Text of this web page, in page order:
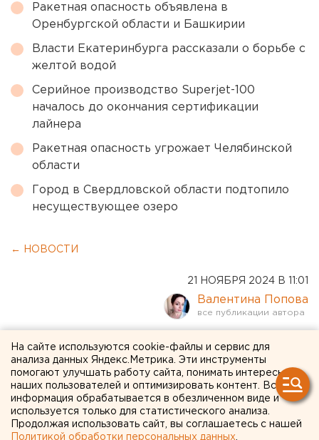
Ракетная опасность объявлена в
Оренбургской области и Башкирии
Власти Екатеринбурга рассказали о борьбе с
желтой водой
Серийное производство Superjet-100
началось до окончания сертификации
лайнера
Ракетная опасность угрожает Челябинской
области
Город в Свердловской области подтопило
несуществующее озеро
← НОВОСТИ
21 НОЯБРЯ 2024 В 11:01
Валентина Попова
«Россети Урал» отметили
несостоятельность
заявления ряда
провайдеров
На сайте используются cookie-файлы и сервис для
анализа данных Яндекс.Метрика. Эти инструменты
помогают улучшать работу сайта, понимать интересы
наших пользователей и оптимизировать контент. Вся
информация обрабатывается в обезличенном виде и
используется только для статистического анализа.
Продолжая использовать сайт, вы соглашаетесь с нашей
Политикой обработки персональных данных